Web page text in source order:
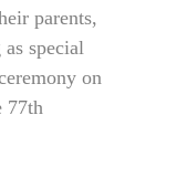
parents,
special
on
77th